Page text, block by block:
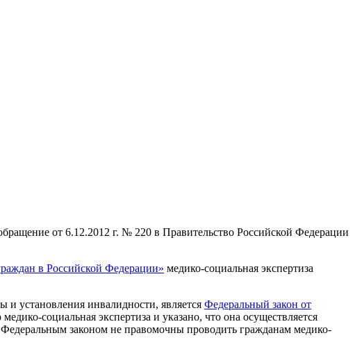
от 6.12.2012 г. № 220 в Правительство Российской Федерации
в Российской Федерации» медико-социальная экспертиза
установления инвалидности, является Федеральный закон от
социальная экспертиза и указано, что она осуществляется
законом не правомочны проводить гражданам медико-